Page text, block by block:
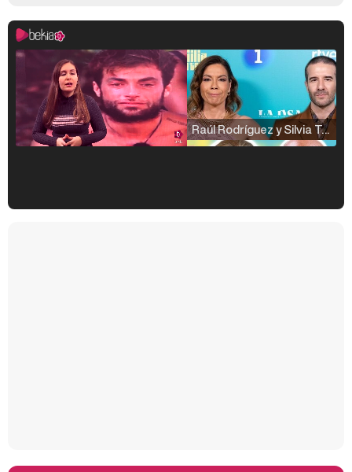
Raúl Rodríguez y Silvia Taulés nos cuentan su papel en 'La familia de la tele'